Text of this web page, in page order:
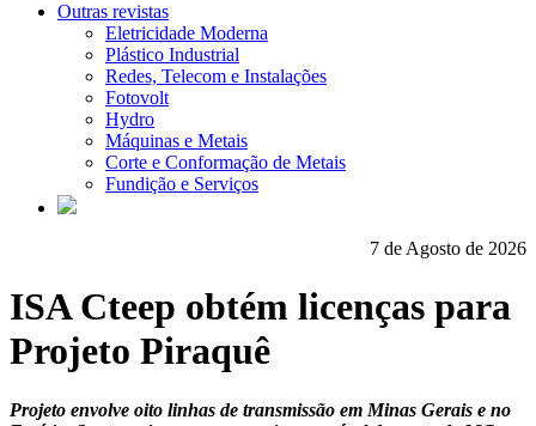
Outras revistas
Eletricidade Moderna
Plástico Industrial
Redes, Telecom e Instalações
Fotovolt
Hydro
Máquinas e Metais
Corte e Conformação de Metais
Fundição e Serviços
7 de Agosto de 2026
ISA Cteep obtém licenças para
Projeto Piraquê
Projeto envolve oito linhas de transmissão em Minas Gerais e no